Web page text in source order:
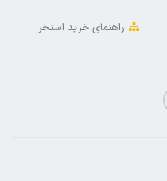
راهنمای خرید استخر